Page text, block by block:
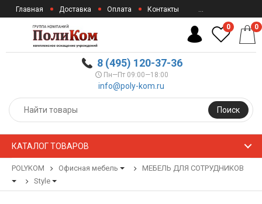
Главная Доставка Оплата Контакты ...
8 (495) 120-37-36
Пн—Пт 09:00—18:00
info@poly-kom.ru
Поиск
0 0
КАТАЛОГ ТОВАРОВ
POLYKOM Офисная мебель
МЕБЕЛЬ ДЛЯ СОТРУДНИКОВ
Style